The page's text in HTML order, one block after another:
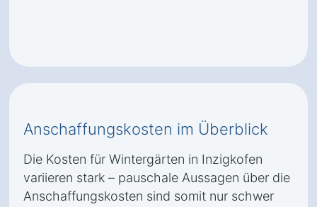
Anschaffungskosten im Überblick
Die Kosten für Wintergärten in Inzigkofen
variieren stark – pauschale Aussagen über die
Anschaffungskosten sind somit nur schwer